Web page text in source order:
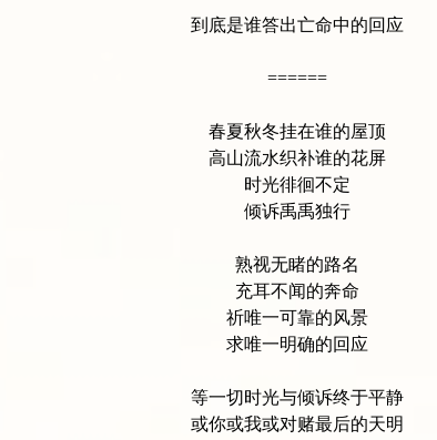
到底是谁答出亡命中的回应
======
春夏秋冬挂在谁的屋顶
高山流水织补谁的花屏
时光徘徊不定
倾诉禹禹独行
熟视无睹的路名
充耳不闻的奔命
祈唯一可靠的风景
求唯一明确的回应
等一切时光与倾诉终于平静
或你或我或对赌最后的天明